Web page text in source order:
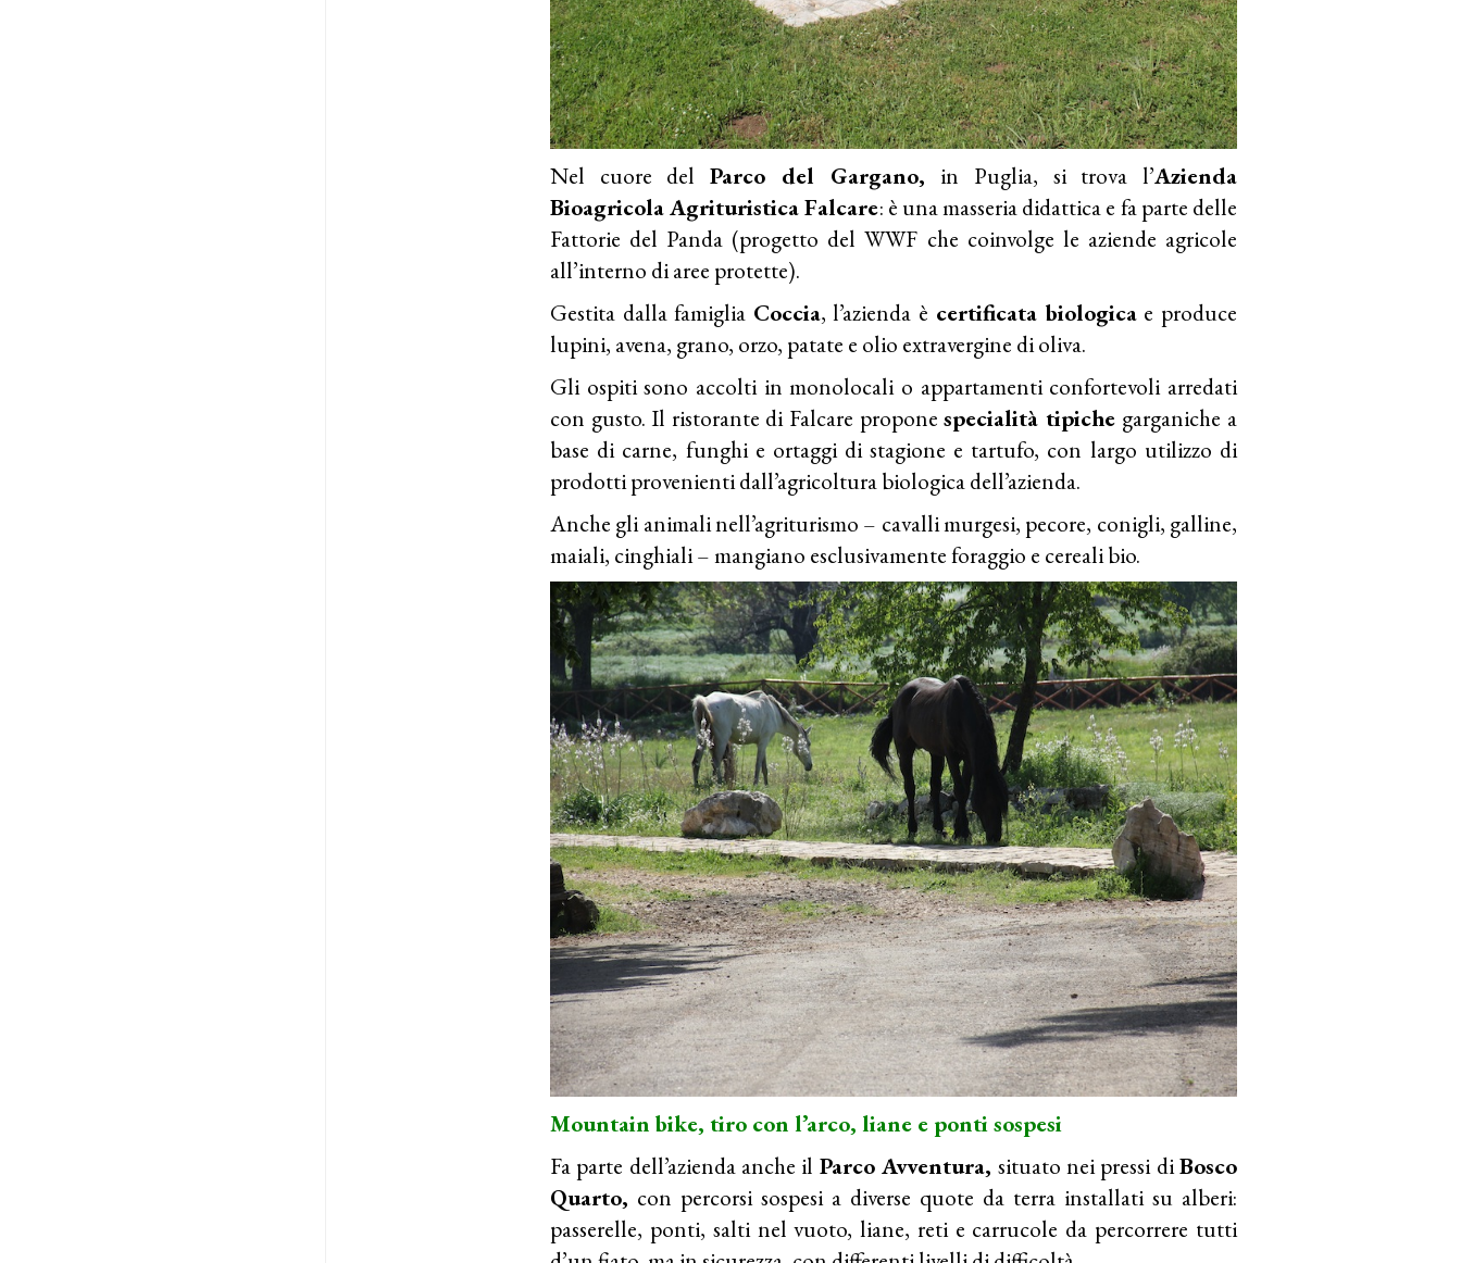
Nel cuore delParco del Gargano, in Puglia, si trova l’Azienda
Bioagricola Agrituristica Falcare: è una masseria didattica e fa parte delle
Fattorie del Panda (progetto del WWF che coinvolge le aziende agricole
all’interno di aree protette).
Gestita dalla famiglia Coccia, l’azienda è certificata biologicae produce
lupini, avena, grano, orzo, patate e olio extravergine di oliva.
Gli ospiti sono accolti in monolocali o appartamenti confortevoli arredati
con gusto. Il ristorante di Falcare proponespecialità tipiche garganiche a
base di carne, funghi e ortaggi di stagione e tartufo, con largo utilizzo di
prodotti provenienti dall’agricoltura biologica dell’azienda.
Anche gli animali nell’agriturismo – cavalli murgesi, pecore, conigli, galline,
maiali, cinghiali – mangiano esclusivamente foraggio e cereali bio.
Mountain bike, tiro con l’arco, liane e ponti sospesi
Fa parte dell’azienda anche il Parco Avventura, situato nei pressi diBosco
Quarto, con percorsi sospesi a diverse quote da terra installati su alberi:
passerelle, ponti, salti nel vuoto, liane, reti e carrucole da percorrere tutti